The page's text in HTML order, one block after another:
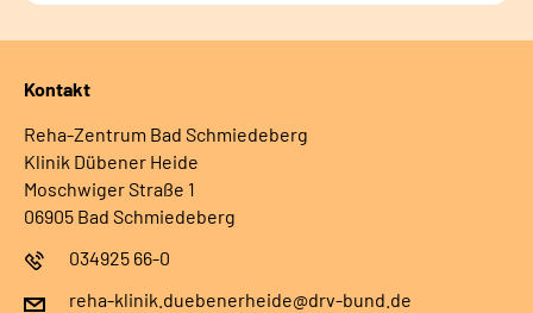
Kontakt
Reha-Zentrum Bad Schmiedeberg
Klinik Dübener Heide
Moschwiger Straße 1
06905 Bad Schmiedeberg
034925 66-0
reha-klinik.duebenerheide@drv-bund.de